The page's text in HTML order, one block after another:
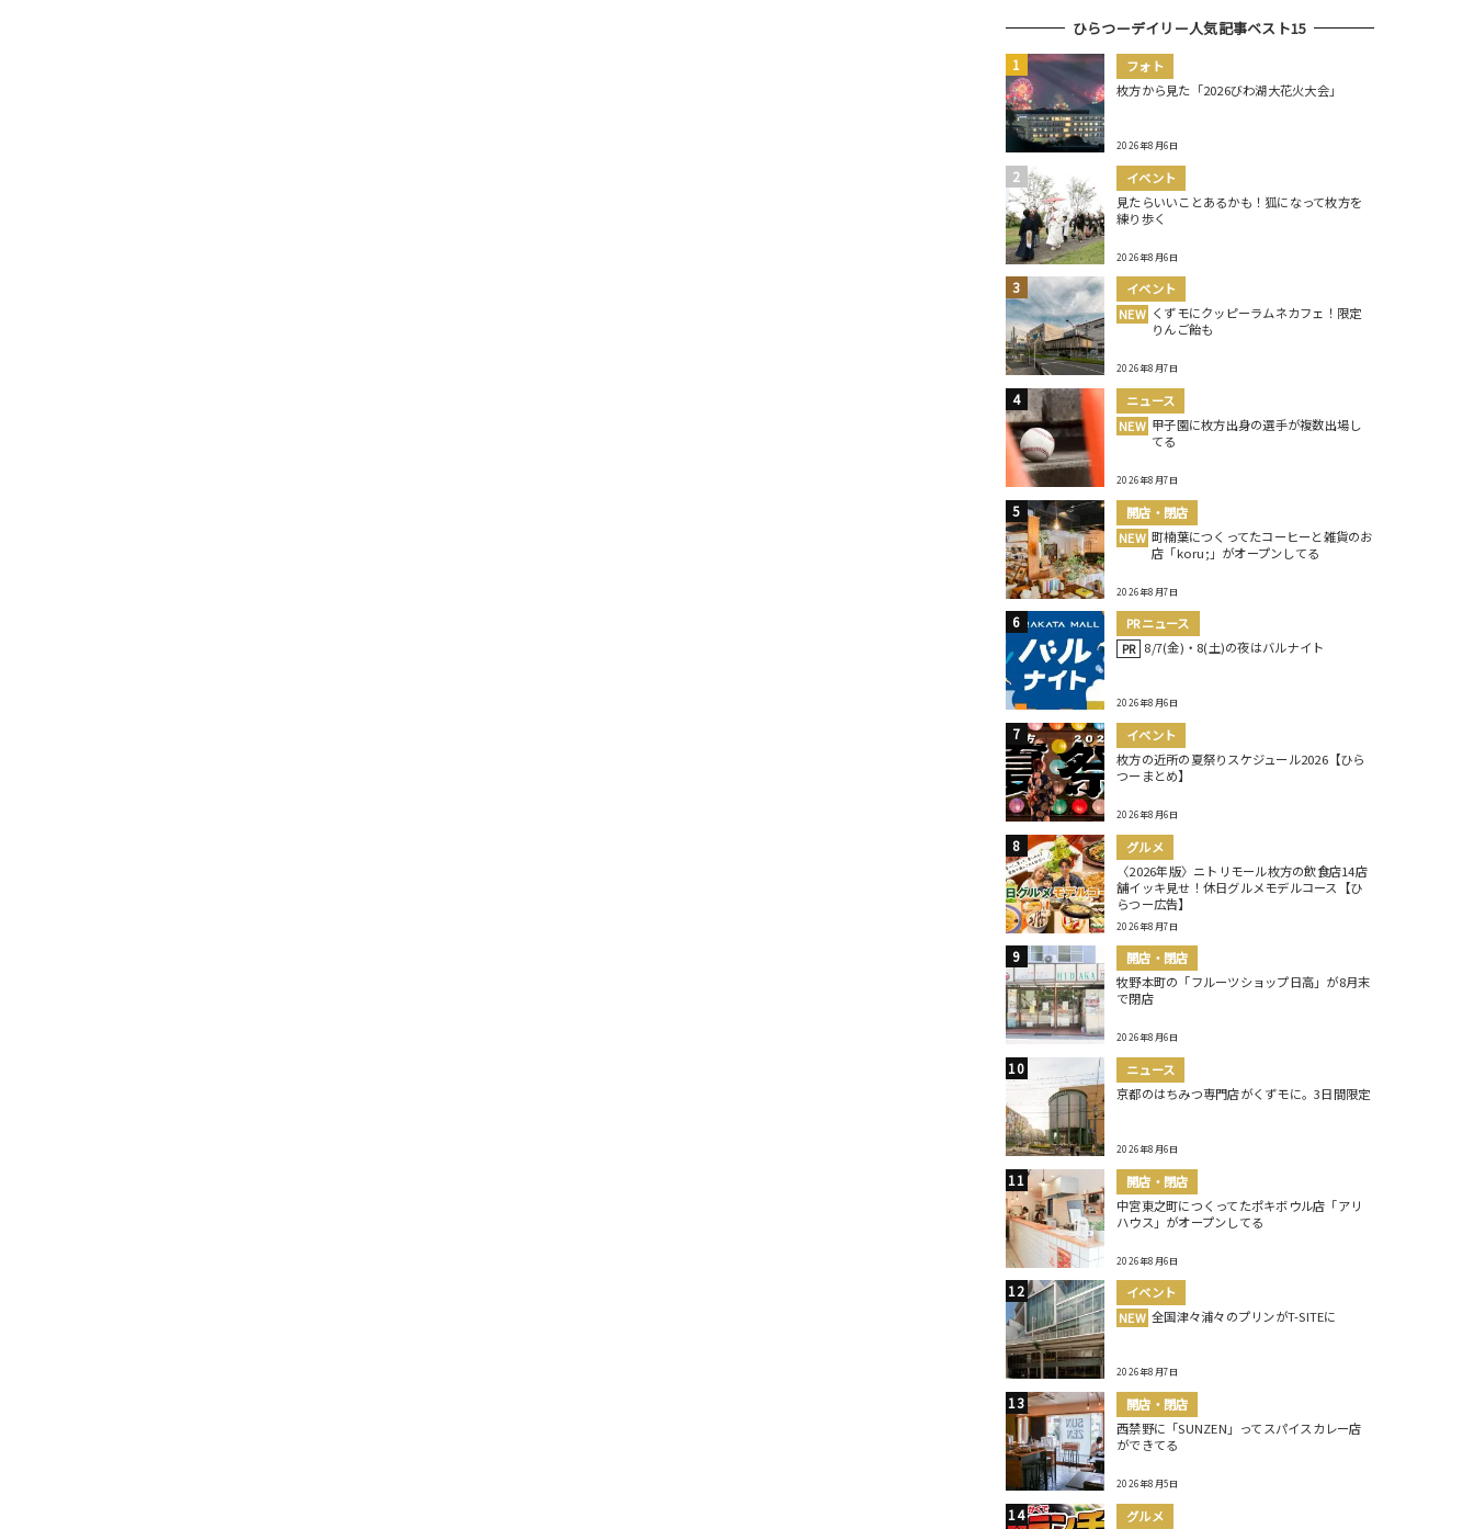
ひらつーデイリー人気記事ベスト15
フォト
枚方から見た「2026びわ湖大花火大会」
2026年8月6日
イベント
見たらいいことあるかも！狐になって枚方を
練り歩く
2026年8月6日
イベント
NEW くずモにクッピーラムネカフェ！限定
りんご飴も
2026年8月7日
ニュース
NEW 甲子園に枚方出身の選手が複数出場し
てる
2026年8月7日
開店・閉店
NEW 町楠葉につくってたコーヒーと雑貨のお
店「koru;」がオープンしてる
2026年8月7日
PRニュース
PR 8/7(金)・8(土)の夜はバルナイト
2026年8月6日
イベント
枚方の近所の夏祭りスケジュール2026【ひら
つーまとめ】
2026年8月6日
グルメ
〈2026年版〉ニトリモール枚方の飲食店14店
舗イッキ見せ！休日グルメモデルコース【ひ
らつー広告】
2026年8月7日
開店・閉店
牧野本町の「フルーツショップ日高」が8月末
で閉店
2026年8月6日
ニュース
京都のはちみつ専門店がくずモに。3日間限定
2026年8月6日
開店・閉店
中宮東之町につくってたポキボウル店「アリ
ハウス」がオープンしてる
2026年8月6日
イベント
NEW 全国津々浦々のプリンがT-SITEに
2026年8月7日
開店・閉店
西禁野に「SUNZEN」ってスパイスカレー店
ができてる
2026年8月5日
グルメ